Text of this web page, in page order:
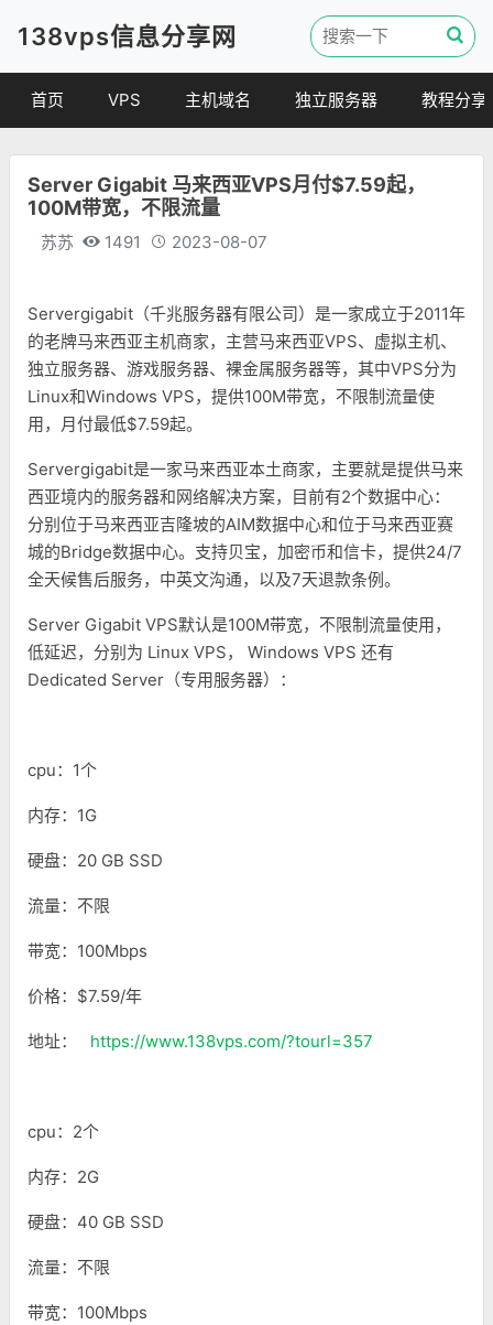
138vps信息分享网
首页 VPS
便宜VPS
VPS评测
主机域名
虚拟主机
独立服务器 教程分享
建站教程
Server Gigabit 马来西亚VPS月付$7.59起，
100M带宽，不限流量
苏苏 1491 2023-08-07
Servergigabit（千兆服务器有限公司）是一家成立于2011年
的老牌马来西亚主机商家，主营马来西亚VPS、虚拟主机、
独立服务器、游戏服务器、裸金属服务器等，其中VPS分为
Linux和Windows VPS，提供100M带宽，不限制流量使
用，月付最低$7.59起。
Servergigabit是一家马来西亚本土商家，主要就是提供马来
西亚境内的服务器和网络解决方案，目前有2个数据中心：
分别位于马来西亚吉隆坡的AIM数据中心和位于马来西亚赛
城的Bridge数据中心。支持贝宝，加密币和信卡，提供24/7
全天候售后服务，中英文沟通，以及7天退款条例。
Server Gigabit VPS默认是100M带宽，不限制流量使用，
低延迟，分别为 Linux VPS， Windows VPS 还有
Dedicated Server（专用服务器）：
cpu：1个
内存：1G
硬盘：20 GB SSD
流量：不限
带宽：100Mbps
价格：$7.59/年
地址： https://www.138vps.com/?tourl=357
cpu：2个
内存：2G
硬盘：40 GB SSD
流量：不限
带宽：100Mbps